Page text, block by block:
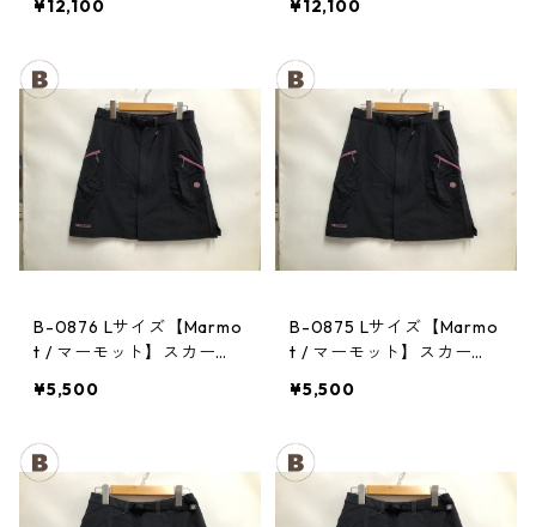
¥12,100 ¥12,100
B-0876 Lサイズ【Marmo
t / マーモット】スカー
GRY レディース
¥5,500
B-0875 Lサイズ【Marmo
t / マーモット】スカー
GRY レディース
¥5,500